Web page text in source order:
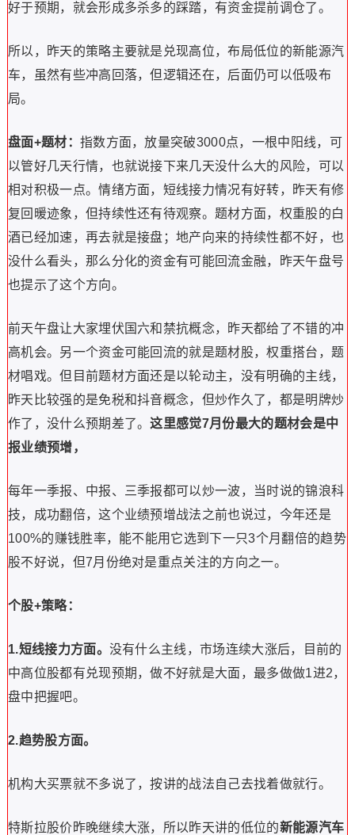
好于预期，就会形成多杀多的踩踏，有资金提前调仓了。
所以，昨天的策略主要就是兑现高位，布局低位的新能源汽
车，虽然有些冲高回落，但逻辑还在，后面仍可以低吸布
局。
盘面+题材： 指数方面，放量突破3000点，一根中阳线，可
以管好几天行情，也就说接下来几天没什么大的风险，可以
相对积极一点。情绪方面，短线接力情况有好转，昨天有修
复回暖迹象，但持续性还有待观察。题材方面，权重股的白
酒已经加速，再去就是接盘；地产向来的持续性都不好，也
没什么看头，那么分化的资金有可能回流金融，昨天午盘号
也提示了这个方向。
前天午盘让大家埋伏国六和禁抗概念，昨天都给了不错的冲
高机会。另一个资金可能回流的就是题材股，权重搭台，题
材唱戏。但目前题材方面还是以轮动主，没有明确的主线，
昨天比较强的是免税和抖音概念，但炒作久了，都是明牌炒
作了，没什么预期差了。这里感觉7月份最大的题材会是中
报业绩预增，
每年一季报、中报、三季报都可以炒一波，当时说的锦浪科
技，成功翻倍，这个业绩预增战法之前也说过，今年还是
100%的赚钱胜率，能不能用它选到下一只3个月翻倍的趋势
股不好说，但7月份绝对是重点关注的方向之一。
个股+策略：
1.短线接力方面。 没有什么主线，市场连续大涨后，目前的
中高位股都有兑现预期，做不好就是大面，最多做做1进2，
盘中把握吧。
2.趋势股方面。
机构大买票就不多说了，按讲的战法自己去找着做就行。
特斯拉股价昨晚继续大涨，所以昨天讲的低位的新能源汽车